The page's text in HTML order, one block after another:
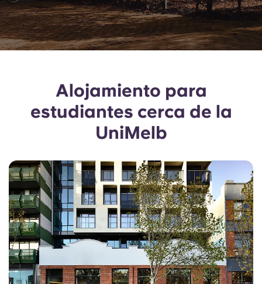
Italian
Portuguese
Alojamiento para
estudiantes cerca de la
UniMelb